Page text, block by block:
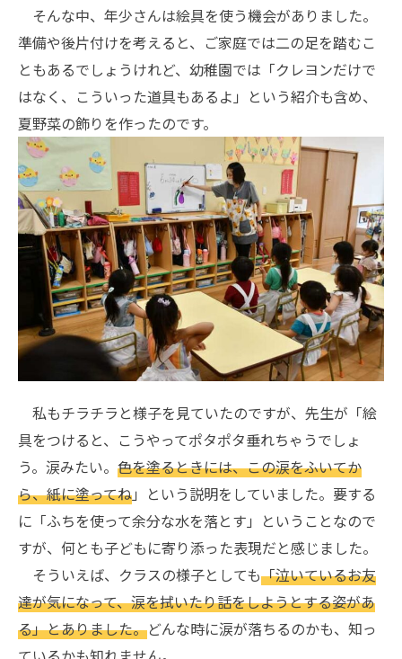
そんな中、年少さんは絵具を使う機会がありました。
準備や後片付けを考えると、ご家庭では二の足を踏むこ
ともあるでしょうけれど、幼稚園では「クレヨンだけで
はなく、こういった道具もあるよ」という紹介も含め、
夏野菜の飾りを作ったのです。
私もチラチラと様子を見ていたのですが、先生が「絵
具をつけると、こうやってポタポタ垂れちゃうでしょ
う。涙みたい。 色を塗るときには、この涙をふいてか
ら、紙に塗ってね」という説明をしていました。要する
に「ふちを使って余分な水を落とす」ということなので
すが、何とも子どもに寄り添った表現だと感じました。
そういえば、クラスの様子としても「泣いているお友
達が気になって、涙を拭いたり話をしようとする姿があ
る」とありました。どんな時に涙が落ちるのかも、知っ